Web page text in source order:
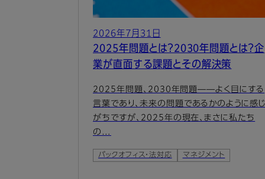
2026年7月31日
2025年問題とは？2030年問題とは？企
業が直面する課題とその解決策
2025年問題、2030年問題――よく目にする
言葉であり、未来の問題であるかのように感
がちですが、2025年の現在、まさに私たち
の…
バックオフィス・法対応 マネジメント